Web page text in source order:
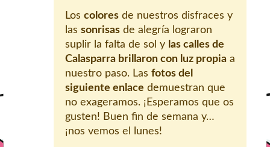
Los colores de nuestros disfraces y
las sonrisas de alegría lograron
suplir la falta de sol y las calles de
Calasparra brillaron con luz propia a
nuestro paso. Las fotos del
siguiente enlace demuestran que
no exageramos. ¡Esperamos que os
gusten! Buen fin de semana y…
¡nos vemos el lunes!